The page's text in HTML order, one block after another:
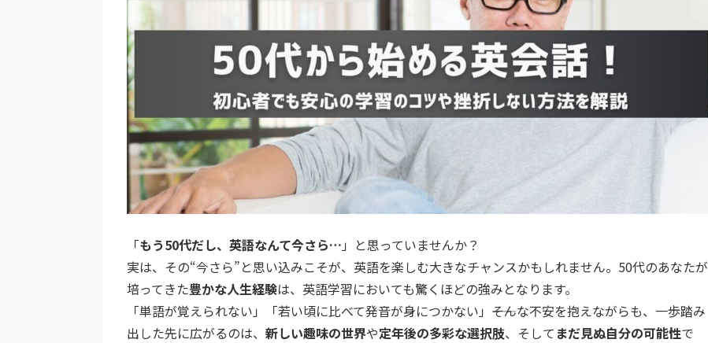
「もう50代だし、英語なんて今さら… 」と思っていませんか？
実は、その“今さら”と思い込みこそが、英語を楽しむ大きなチャンスかもしれません。50代のあなたが
培ってきた豊かな人生経験は、英語学習においても驚くほどの強みとなります。
「単語が覚えられない」「若い頃に比べて発音が身につかない」――そんな不安を抱えながらも、一歩踏み
出した先に広がるのは、 新しい趣味の世界や定年後の多彩な選択肢、そして まだ見ぬ自分の可能性で